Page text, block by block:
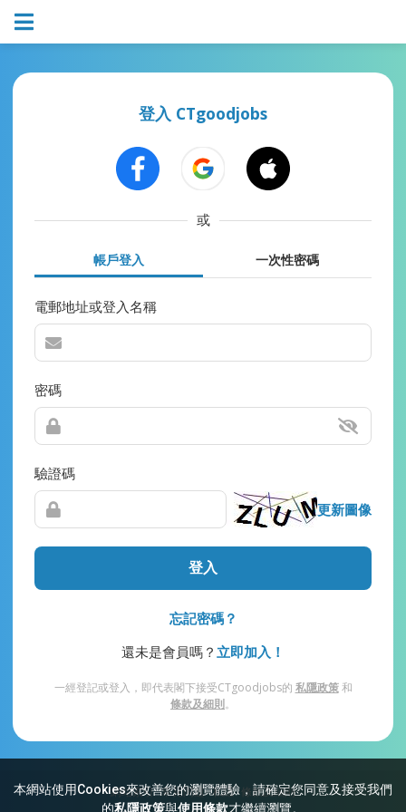
本網站使用Cookies來改善您的瀏覽體驗，請確定您同意及接受我們
的私隱政策與使用條款才繼續瀏覽。
登入 CTgoodjobs
或
帳戶登入 一次性密碼
電郵地址或登入名稱
密碼
驗證碼
更新圖像
登入
忘記密碼？
還未是會員嗎？ 立即加入！
一經登記或登入，即代表閣下接受CTgoodjobs的 私隱政策和
條款及細則。
網站索引 常見問題 私隱 條款及細則